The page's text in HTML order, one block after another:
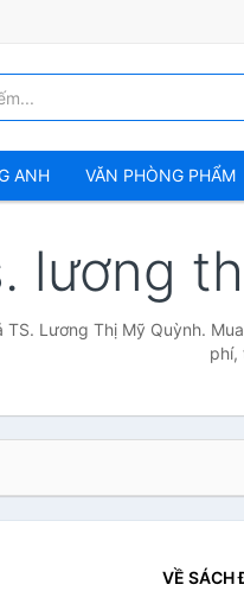
ANH VĂN PHÒNG PHẨM
lương
Lương Thị Mỹ Quỳnh.
phí,
VỀ SÁCH